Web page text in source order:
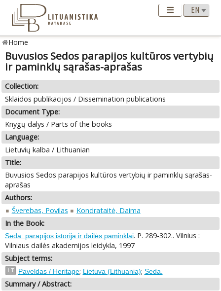
Home
Buvusios Sedos parapijos kultūros vertybių
ir paminklų sąrašas-aprašas
Collection:
Sklaidos publikacijos / Dissemination publications
Document Type:
Knygų dalys / Parts of the books
Language:
Lietuvių kalba / Lithuanian
Title:
Buvusios Sedos parapijos kultūros vertybių ir paminklų sąrašas-
aprašas
Authors:
Šverebas, Povilas
Kondrataitė, Daima
In the Book:
Seda: parapijos istorija ir dailės paminklai. P. 289-302.. Vilnius :
Vilniaus dailės akademijos leidykla, 1997
Subject terms:
LT Paveldas / Heritage; Lietuva (Lithuania); Seda.
Summary / Abstract: